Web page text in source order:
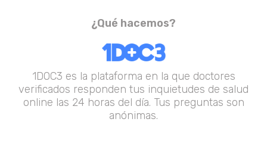
¿Qué hacemos?
1DOC3 es la plataforma en la que doctores
verificados responden tus inquietudes de salud
online las 24 horas del día. Tus preguntas son
anónimas.